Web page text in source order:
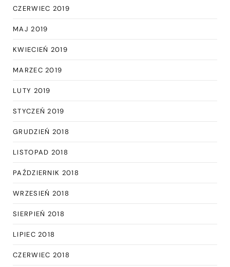
CZERWIEC 2019
MAJ 2019
KWIECIEŃ 2019
MARZEC 2019
LUTY 2019
STYCZEŃ 2019
GRUDZIEŃ 2018
LISTOPAD 2018
PAŹDZIERNIK 2018
WRZESIEŃ 2018
SIERPIEŃ 2018
LIPIEC 2018
CZERWIEC 2018